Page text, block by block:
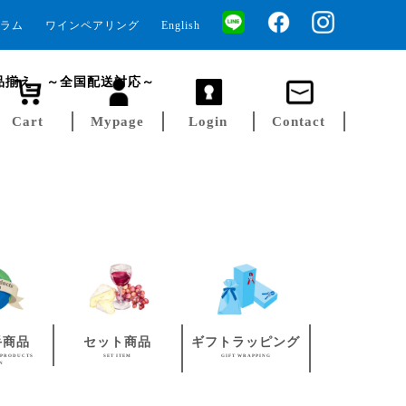
English
ワインペアリング
ム
揃え ～全国配送対応～
Contact
Login
Mypage
Cart
品 セット商品
SET ITEM
ギフトラッピング
GIFT WRAPPING